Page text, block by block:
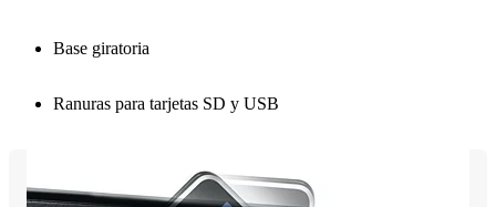
Base giratoria
Ranuras para tarjetas SD y USB